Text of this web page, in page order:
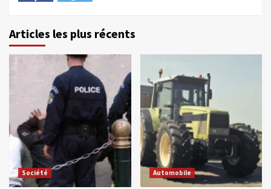
Articles les plus récents
Société Automobile